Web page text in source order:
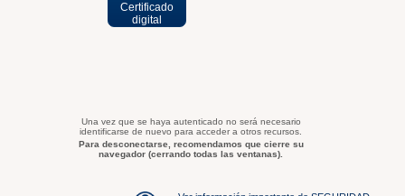
Certificado
digital
Una vez que se haya autenticado no será necesario
identificarse de nuevo para acceder a otros recursos.
Para desconectarse, recomendamos que cierre su
navegador (cerrando todas las ventanas).